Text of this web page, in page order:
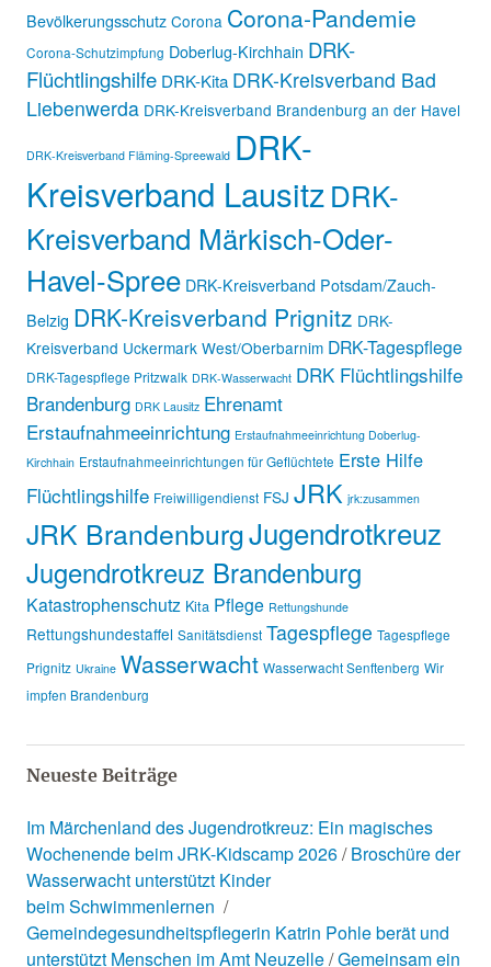
Bevölkerungsschutz Corona Corona-Pandemie
Corona-Schutzimpfung Doberlug-Kirchhain DRK-
Flüchtlingshilfe DRK-Kita DRK-Kreisverband Bad
Liebenwerda DRK-Kreisverband Brandenburg an der Havel
DRK-Kreisverband Fläming-Spreewald DRK-
Kreisverband LausitzDRK-
Kreisverband Märkisch-Oder-
Havel-Spree DRK-Kreisverband Potsdam/Zauch-
Belzig DRK-Kreisverband Prignitz DRK-
Kreisverband Uckermark West/Oberbarnim DRK-Tagespflege
DRK-Tagespflege Pritzwalk DRK-Wasserwacht DRK Flüchtlingshilfe
Brandenburg DRK Lausitz Ehrenamt
Erstaufnahmeeinrichtung Erstaufnahmeeinrichtung Doberlug-
Kirchhain Erstaufnahmeeinrichtungen für Geflüchtete Erste Hilfe
Flüchtlingshilfe Freiwilligendienst FSJ JRK jrk:zusammen
JRK BrandenburgJugendrotkreuz
Jugendrotkreuz Brandenburg
Katastrophenschutz Kita Pflege Rettungshunde
Rettungshundestaffel Sanitätsdienst Tagespflege Tagespflege
Prignitz Ukraine Wasserwacht Wasserwacht Senftenberg Wir
impfen Brandenburg
Neueste Beiträge
Im Märchenland des Jugendrotkreuz: Ein magisches
Wochenende beim JRK-Kidscamp 2026 Broschüre der
Wasserwacht unterstützt Kinder
beim Schwimmenlernen
Gemeindegesundheitspflegerin Katrin Pohle berät und
unterstützt Menschen im Amt Neuzelle Gemeinsam ein